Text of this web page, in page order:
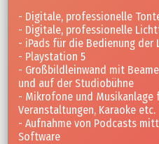
- Digitale, professionelle
- Digitale, professionelle
- iPads für die Bedienung der
- Playstation 5
- Großbildleinwand mit
und auf der Studiobühne
- Mikrofone und Musikanlage
Veranstaltungen, Karaoke etc.
- Aufnahme von Podcasts
Software